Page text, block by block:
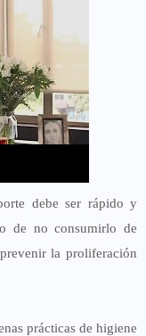
debe ser rápido y
de no consumirlo de
la proliferación
prácticas de higiene